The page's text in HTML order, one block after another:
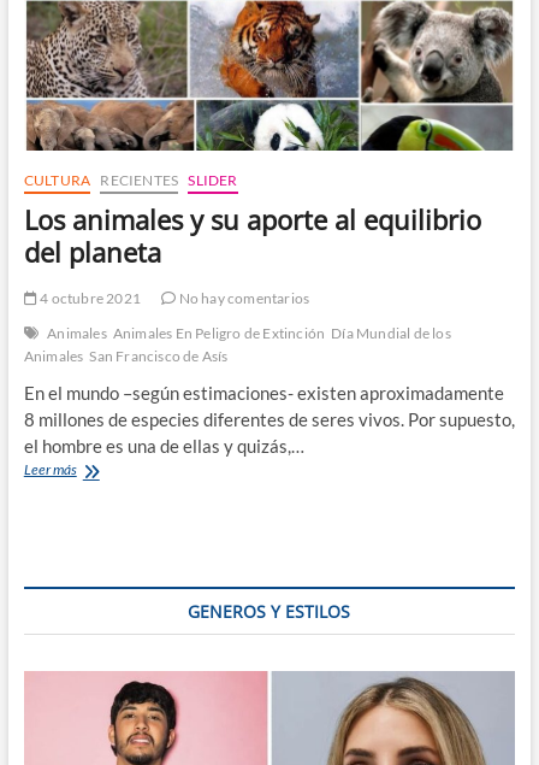
CULTURA RECIENTES SLIDER
Los animales y su aporte al equilibrio
del planeta
4 octubre 2021
No hay comentarios
Animales Animales En Peligro de Extinción Día Mundial de los
Animales San Francisco de Asís
En el mundo –según estimaciones- existen aproximadamente
8 millones de especies diferentes de seres vivos. Por supuesto,
el hombre es una de ellas y quizás,…
Leer másLos
GENEROS Y ESTILOS